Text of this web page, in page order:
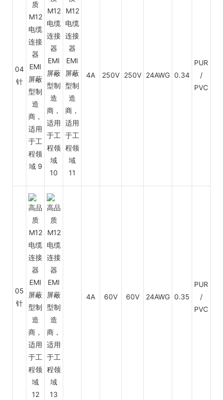
04
针
4A 250V 250V 24AWG 0.34
PUR
/
PVC
05
针
4A 60V 60V 24AWG 0.35
PUR
/
PVC